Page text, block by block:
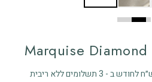
Marquise